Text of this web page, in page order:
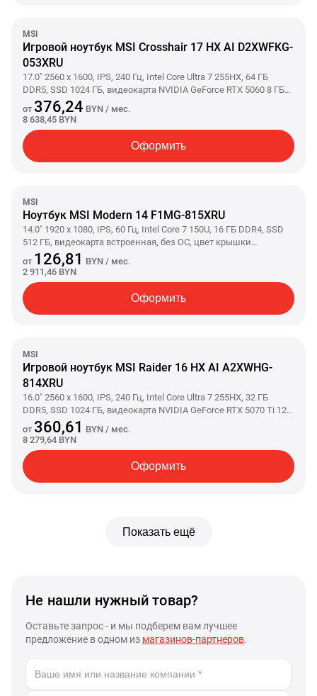
MSI
Игровой ноутбук MSI Crosshair 17 HX AI D2XWFKG-
053XRU
17.0" 2560 x 1600, IPS, 240 Гц, Intel Core Ultra 7 255HX, 64 ГБ
DDR5, SSD 1024 ГБ, видеокарта NVIDIA GeForce RTX 5060 8 ГБ
(TGP 115 Вт), без ОС, цвет крышки черный, аккумулятор 90
Вт·ч
от 376,24 BYN / мес.
8 638,45 BYN
Оформить
MSI
Ноутбук MSI Modern 14 F1MG-815XRU
14.0" 1920 x 1080, IPS, 60 Гц, Intel Core 7 150U, 16 ГБ DDR4, SSD
512 ГБ, видеокарта встроенная, без ОС, цвет крышки
серебристый, аккумулятор 46.8 Вт·ч
от 126,81 BYN / мес.
2 911,46 BYN
Оформить
MSI
Игровой ноутбук MSI Raider 16 HX AI A2XWHG-
814XRU
16.0" 2560 x 1600, IPS, 240 Гц, Intel Core Ultra 7 255HX, 32 ГБ
DDR5, SSD 1024 ГБ, видеокарта NVIDIA GeForce RTX 5070 Ti 12
ГБ (TGP 140 Вт), без ОС, цвет крышки черный, аккумулятор
99.9 Вт·ч
от 360,61 BYN / мес.
8 279,64 BYN
Оформить
Показать ещё
Не нашли нужный товар?
Оставьте запрос - и мы подберем вам лучшее
предложение в одном из магазинов-партнеров.